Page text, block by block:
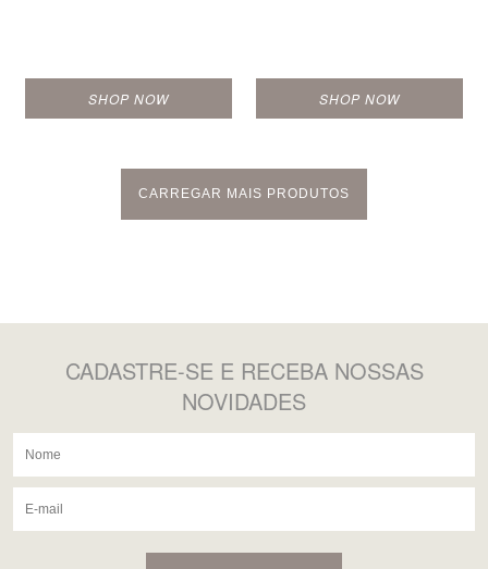
SHOP NOW SHOP NOW
CARREGAR MAIS PRODUTOS
CADASTRE-SE E RECEBA NOSSAS
NOVIDADES